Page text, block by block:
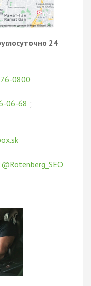
24
0800
06-68 ;